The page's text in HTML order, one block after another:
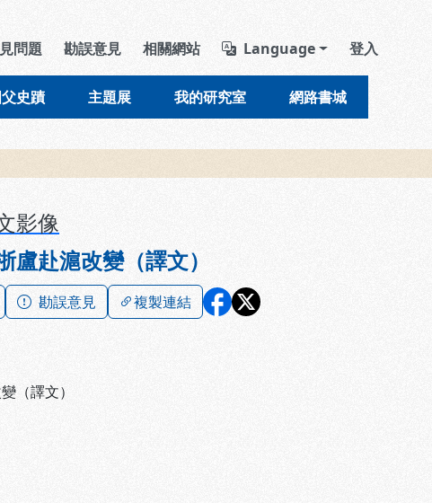
導覽列區塊
問題 勘誤意見 相關網站 Language 登入
史蹟 主題展 我的研究室 網路書城
影像
盧赴滬改變（譯文）
勘誤意見 複製連結
（譯文）